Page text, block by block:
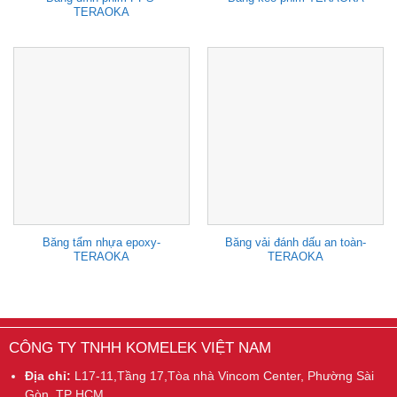
TERAOKA
Băng tẩm nhựa epoxy-
TERAOKA
Băng vải đánh dấu an toàn-
TERAOKA
CÔNG TY TNHH KOMELEK VIỆT NAM
Địa chỉ: L17-11,Tầng 17,Tòa nhà Vincom Center, Phường Sài